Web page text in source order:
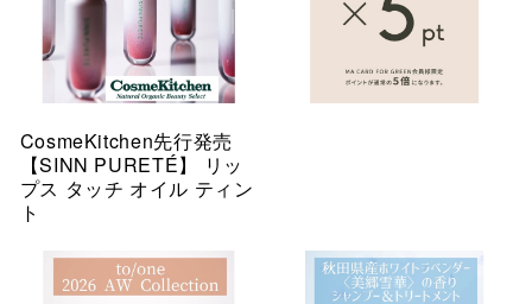
CosmeKitchen先行発売
【SINN PURETÉ】 リッ
プス タッチ オイル ティン
ト